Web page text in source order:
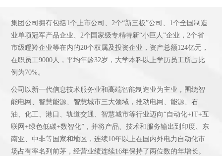
集团公司拥有包括1个上市公司、2个“新三板”公司、1个全国制造
业单项冠军产品企业、2个国家级专精特新“小巨人”企业，2个省
市级瞪羚企业等在内的20个权属及投资企业，资产总额124亿元，
在职员工9000人，平均年龄32岁，大学本科以上学历员工所占比
例为70%。
公司以新一代信息技术服务业和高端智能制造业为主业，围绕智
能电网、智慧能源、智慧城市三大领域，推动电网、能源、石
油、化工、港口、轨道交通、智慧城市等行业迈向“自动化+IT+互
联网+绿色低碳+数智化”，并将产品、技术和服务输出到印度、东
南亚、中非等国家和地区，连续10年以上在国内外电力自动化市
场占有率名列前茅，经营业绩连续16年保持了两位数的年增长。